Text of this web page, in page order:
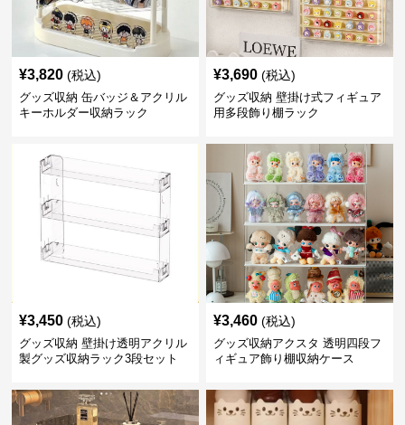
¥3,820 (税込)
グッズ収納 缶バッジ＆アクリル
キーホルダー収納ラック
¥3,690 (税込)
グッズ収納 壁掛け式フィギュア
用多段飾り棚ラック
¥3,450 (税込)
グッズ収納 壁掛け透明アクリル
製グッズ収納ラック3段セット
¥3,460 (税込)
グッズ収納アクスタ 透明四段フ
ィギュア飾り棚収納ケース